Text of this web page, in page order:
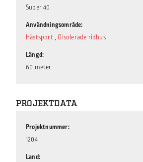
Super 40
Användningsområde
Hästsport , Oisolerade ridhus
Längd
60 meter
PROJEKTDATA
Projektnummer
1204
Land